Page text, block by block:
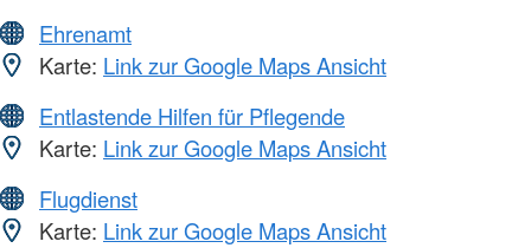
Ehrenamt
Karte: Link zur Google Maps Ansicht
Entlastende Hilfen für Pflegende
Karte: Link zur Google Maps Ansicht
Flugdienst
Karte: Link zur Google Maps Ansicht